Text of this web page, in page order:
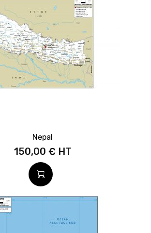
Nepal
150,00 €